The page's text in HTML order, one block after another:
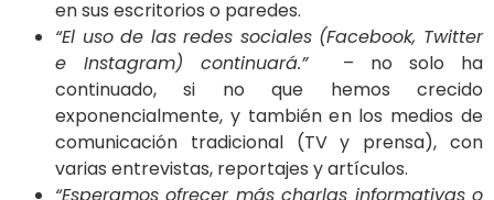
en sus escritorios o paredes.
“El uso de las redes sociales (Facebook, Twitter
e Instagram) continuará.”
– no solo ha
continuado, si no que hemos crecido
exponencialmente, y también en los medios de
comunicación tradicional (TV y prensa), con
varias entrevistas, reportajes y artículos.